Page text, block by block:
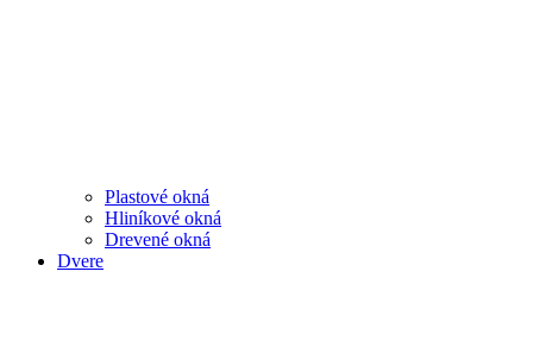
Plastové okná
Hliníkové okná
Drevené okná
Dvere